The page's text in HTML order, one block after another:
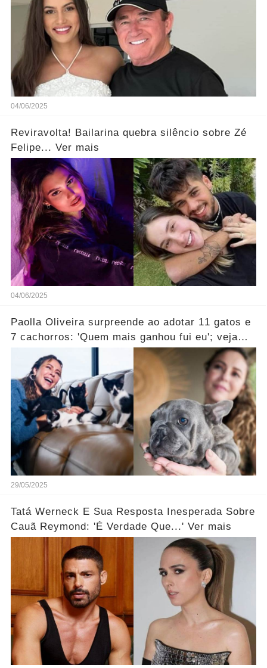
04/06/2025
Reviravolta! Bailarina quebra silêncio sobre Zé
Felipe... Ver mais
04/06/2025
Paolla Oliveira surpreende ao adotar 11 gatos e
7 cachorros: 'Quem mais ganhou fui eu'; veja
29/05/2025
Tatá Werneck E Sua Resposta Inesperada Sobre
Cauã Reymond: 'É Verdade Que...' Ver mais